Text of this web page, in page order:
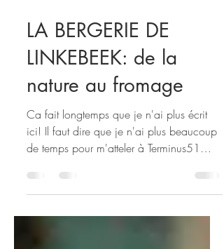
LA BERGERIE DE
LINKEBEEK: de la
nature au fromage
ici! Il faut dire que je n'ai plus beaucoup
de temps pour m'atteler à Terminus51
mais je suis...